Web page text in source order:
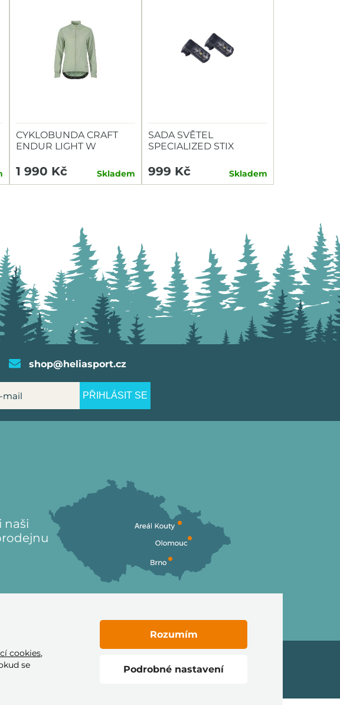
CYKLOBUNDA CRAFT
ENDUR LIGHT W
1 990 Kč Skladem
SADA SVĚTEL
SPECIALIZED STIX
999 Kč Skladem
shop@heliasport.cz
PŘIHLÁSIT SE
naši
tyto
cookies,
se
Podrobné nastavení
Rozumím